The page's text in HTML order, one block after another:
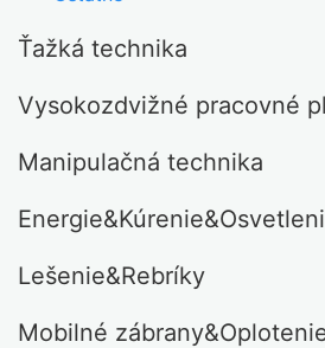
Ťažká technika
Vysokozdvižné pracovné
Manipulačná technika
Lešenie&Rebríky
Mobilné